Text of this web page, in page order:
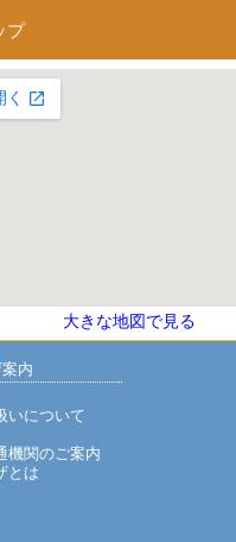
プ
大きな地図で見る
内
いについて
機関のご案内
とは